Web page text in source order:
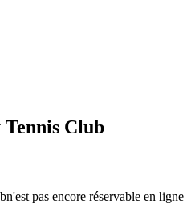
Club
n'est pas encore réservable en ligne